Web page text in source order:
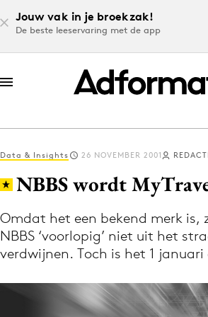
Jouw vak in je broekzak!
De beste leeservaring met de app
Log in
Download de app
Volg het laatste nieuws via
Nieuws app
Data & Insights 26 NOVEMBER 2001
NBBS wordt
Omdat het een bekend merk is,
NBBS ‘voorlopig’ niet uit het
verdwijnen. Toch is het 1